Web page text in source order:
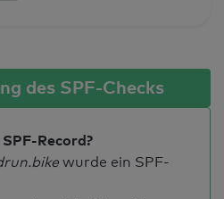
des SPF-Checks
Record?
wurde ein SPF-